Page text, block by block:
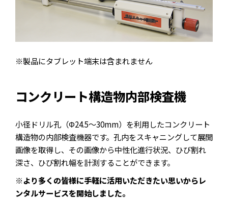
※製品にタブレット端末は含まれません
コンクリート構造物内部検査機
小径ドリル孔（Φ24.5～30mm）を利用したコンクリート
構造物の内部検査機器です。孔内をスキャニングして展開
画像を取得し、その画像から中性化進行状況、ひび割れ
深さ、ひび割れ幅を計測することができます。
※より多くの皆様に手軽に活用いただきたい思いからレ
ンタルサービスを開始しました。